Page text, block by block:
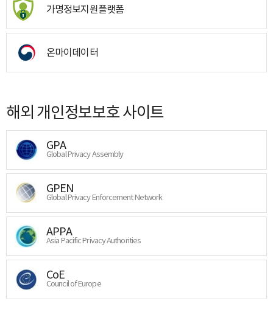
가명정보지원플랫폼
온마이데이터
해외 개인정보보호 사이트
GPA
Global Privacy Assembly
GPEN
Global Privacy Enforcement Network
APPA
Asia Pacific Privacy Authorities
CoE
Council of Europe